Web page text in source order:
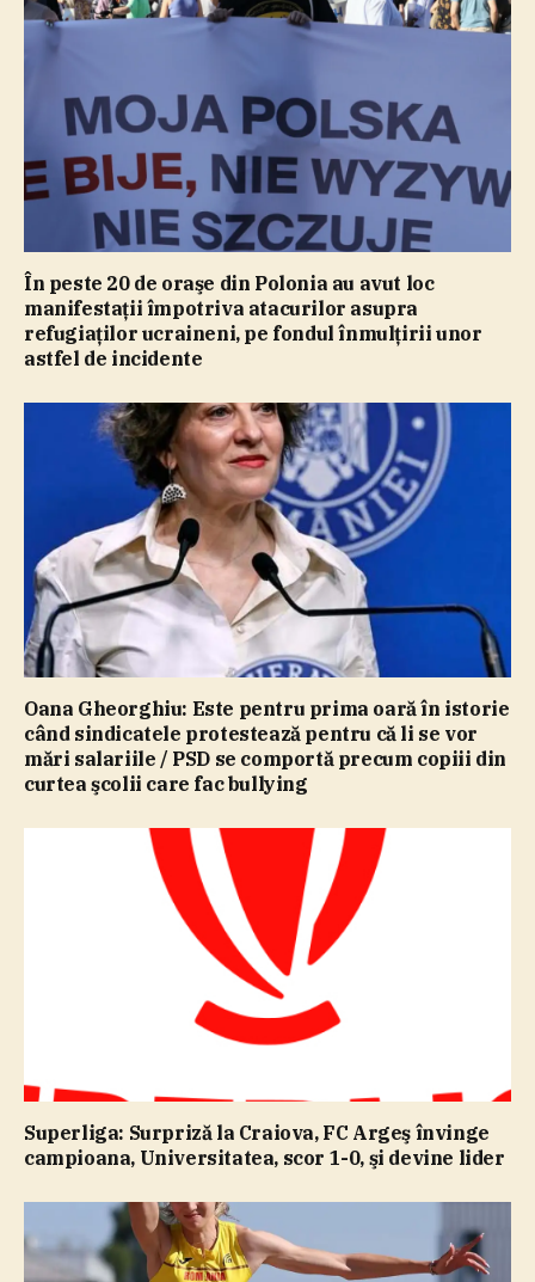
În peste 20 de oraşe din Polonia au avut loc
manifestaţii împotriva atacurilor asupra
refugiaţilor ucraineni, pe fondul înmulţirii unor
astfel de incidente
Oana Gheorghiu: Este pentru prima oară în istorie
când sindicatele protestează pentru că li se vor
mări salariile / PSD se comportă precum copiii din
curtea şcolii care fac bullying
Superliga: Surpriză la Craiova, FC Argeş învinge
campioana, Universitatea, scor 1-0, şi devine lider